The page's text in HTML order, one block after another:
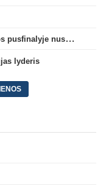
Persvaros neišsaugojusi „Gintra“ atrankos pusfinalyje nusileido Škotijos čempionėms
lyderis